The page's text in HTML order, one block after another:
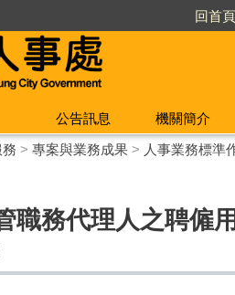
回首頁
公告訊息 機關簡介
> 專案與業務成果> 人事業務標準
職務代理人之聘僱